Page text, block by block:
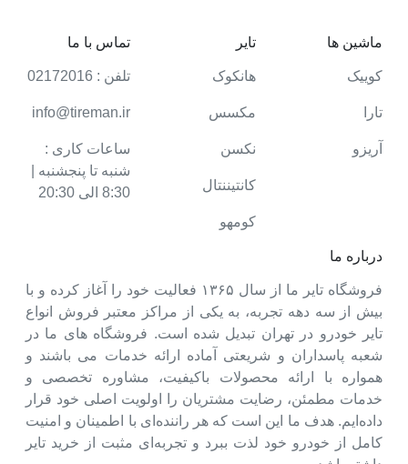
درباره ما
فروشگاه تایر ما از سال ۱۳۶۵ فعالیت خود را آغاز کرده و با
بیش از سه دهه تجربه، به یکی از مراکز معتبر فروش انواع
تایر خودرو در تهران تبدیل شده است. فروشگاه های ما در
شعبه پاسداران و شریعتی آماده ارائه خدمات می باشند و
همواره با ارائه محصولات باکیفیت، مشاوره تخصصی و
خدمات مطمئن، رضایت مشتریان را اولویت اصلی خود قرار
داده‌ایم. هدف ما این است که هر راننده‌ای با اطمینان و امنیت
کامل از خودرو خود لذت ببرد و تجربه‌ای مثبت از خرید تایر
ماشین ها
کوییک
تارا
آریزو
تایر
هانکوک
مکسس
نکسن
کانتیننتال
کومهو
تماس با ما
تلفن : 02172016
info@tireman.ir
ساعات کاری :
شنبه تا پنجشنبه |
8:30 الی 20:30